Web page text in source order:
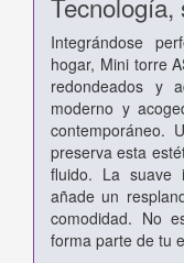
Integrándose
hogar, Mini torre
redondeados y
moderno y
contemporáneo.
preserva esta
fluido. La suave
añade un
comodidad. No
forma parte de tu